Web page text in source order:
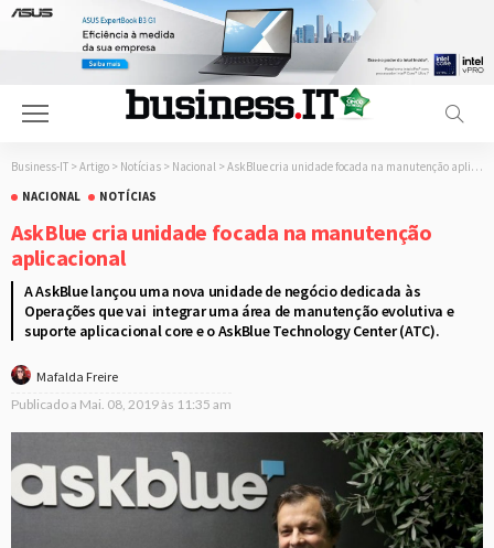
Business-IT > Artigo > Notícias > Nacional > AskBlue cria unidade focada na manutenção aplicacional
NACIONAL
NOTÍCIAS
AskBlue cria unidade focada na manutenção
aplicacional
A AskBlue lançou uma nova unidade de negócio dedicada às
Operações que vai integrar uma área de manutenção evolutiva e
suporte aplicacional core e o AskBlue Technology Center (ATC).
Mafalda Freire
Publicado a Mai. 08, 2019 às 11:35 am